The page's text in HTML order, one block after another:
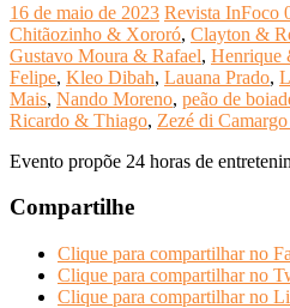
16 de maio de 2023 Revista InFoco
Chitãozinho & Xororó, Clayton &
Gustavo Moura & Rafael, Henrique
Felipe, Kleo Dibah, Lauana Prado,
Mais, Nando Moreno, peão de
Ricardo & Thiago, Zezé di
Evento propõe 24 horas de
Compartilhe
Clique para compartilhar no
Clique para compartilhar no
Clique para compartilhar no